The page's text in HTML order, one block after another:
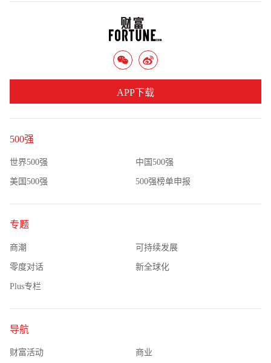
500强
世界500强 中国500强
美国500强 500强榜单申报
专题
商潮 可持续发展
零度对话 新全球化
Plus专栏
导航
财富活动 商业
APP下载